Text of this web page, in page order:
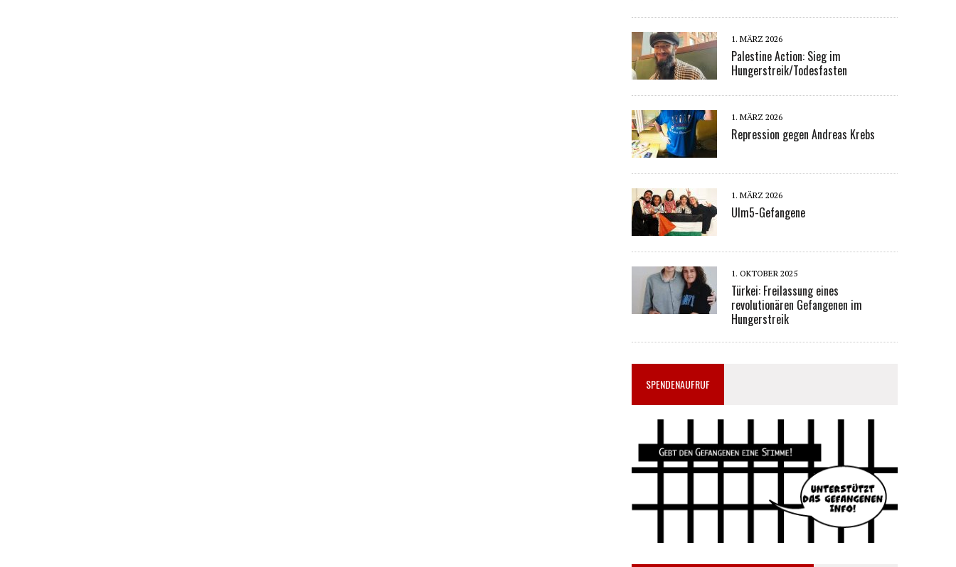
1. MÄRZ 2026
Palestine Action: Sieg im
Hungerstreik/Todesfasten
1. MÄRZ 2026
Repression gegen Andreas Krebs
1. MÄRZ 2026
Ulm5-Gefangene
1. OKTOBER 2025
Türkei: Freilassung eines
revolutionären Gefangenen im
Hungerstreik
SPENDENAUFRUF